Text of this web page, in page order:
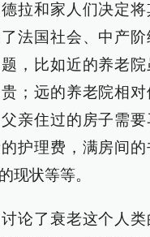
拉和家人们决定将
法国社会、中产
，比如近的养老
；远的养老院相
亲住过的房子需
护理费，满房间
现状等等。
论了衰老这个人